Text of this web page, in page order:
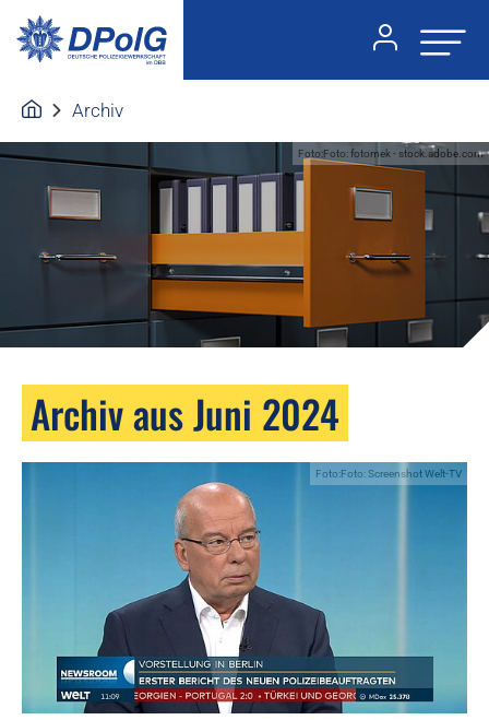
Archiv
Foto:Foto: fotomek - stock.adobe.com
Archiv aus Juni 2024
Foto:Foto: Screenshot Welt-TV